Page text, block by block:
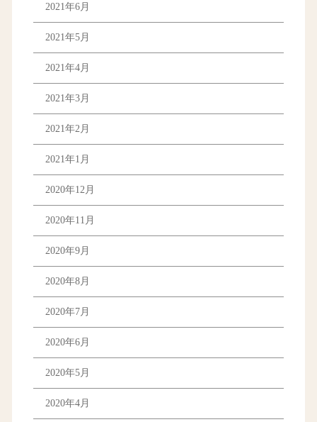
2021年6月
2021年5月
2021年4月
2021年3月
2021年2月
2021年1月
2020年12月
2020年11月
2020年9月
2020年8月
2020年7月
2020年6月
2020年5月
2020年4月